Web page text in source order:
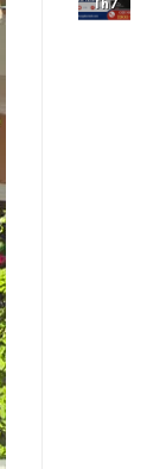
Th7